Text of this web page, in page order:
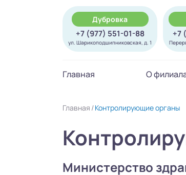
Дубровка
+7 (977) 551-01-88
ул. Шарикоподшипниковская, д. 1
+7
Главная О
Главная Контролирующие органы
Министерство